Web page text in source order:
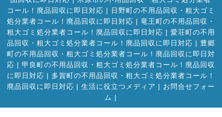
コール！廃品回収に即日対応 | 日野町の不用品回収・粗大ゴミ
処分業者コール！廃品回収に即日対応 | 竜王町の不用品回収・
粗大ゴミ処分業者コール！廃品回収に即日対応 | 愛荘町の不用
品回収・粗大ゴミ処分業者コール！廃品回収に即日対応 | 豊郷
町の不用品回収・粗大ゴミ処分業者コール！廃品回収に即日対
応 | 甲良町の不用品回収・粗大ゴミ処分業者コール！廃品回収
に即日対応 | 多賀町の不用品回収・粗大ゴミ処分業者コール！
廃品回収に即日対応 | 生活に役立つメディア | お問合せフォー
ム |